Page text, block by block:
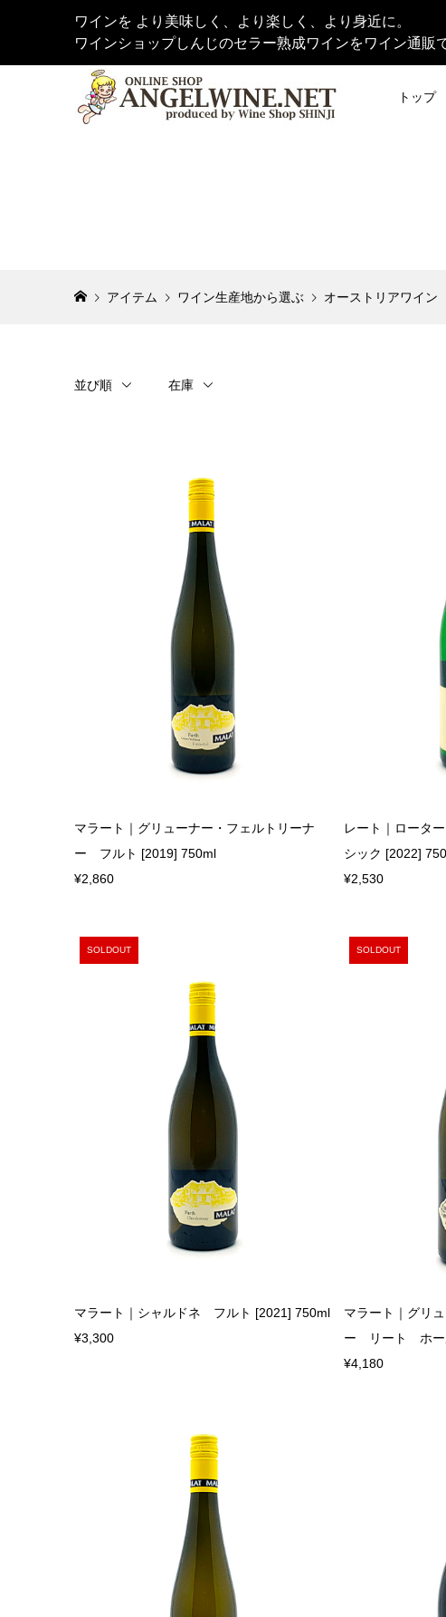
ワインを より美味しく、より楽しく、より身近に。
ワインショップしんじのセラー熟成ワインをワイン通販
トップ
アイテム ワイン生産地から選ぶ オーストリアワイン
並び順 在庫
マラート｜グリューナー・フェルトリーナ
ー フルト [2019] 750ml
¥2,860
レート｜ロータ
シック [2022]
¥2,530
SOLDOUT
マラート｜シャルドネ フルト [2021] 750ml
¥3,300
SOLDOUT
マラート｜グリ
ー リート ホー
¥4,180